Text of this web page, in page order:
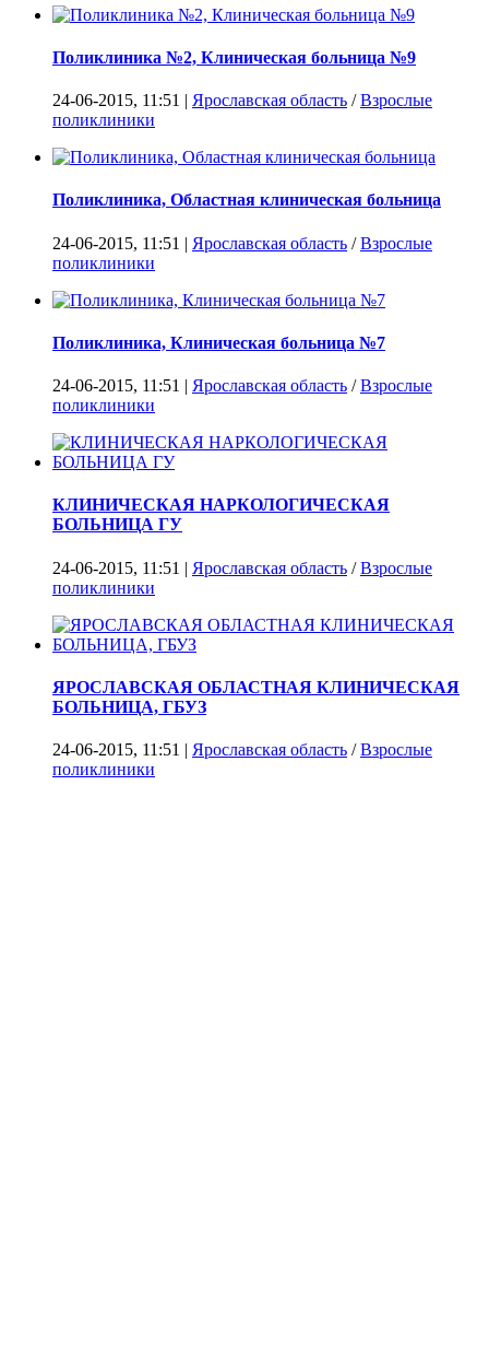
Поликлиника №2, Клиническая больница №9
24-06-2015, 11:51 | Ярославская область /Взрослые
поликлиники
Поликлиника, Областная клиническая больница
24-06-2015, 11:51 | Ярославская область /Взрослые
поликлиники
Поликлиника, Клиническая больница №7
24-06-2015, 11:51 | Ярославская область /Взрослые
поликлиники
КЛИНИЧЕСКАЯ НАРКОЛОГИЧЕСКАЯ
БОЛЬНИЦА ГУ
24-06-2015, 11:51 | Ярославская область /Взрослые
поликлиники
ЯРОСЛАВСКАЯ ОБЛАСТНАЯ КЛИНИЧЕСКАЯ
БОЛЬНИЦА, ГБУЗ
24-06-2015, 11:51 | Ярославская область /Взрослые
поликлиники